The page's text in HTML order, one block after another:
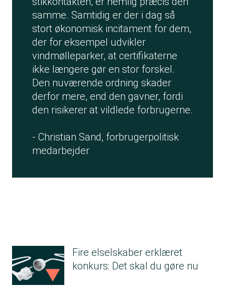
samme. Samtidig er der i dag så
stort økonomisk incitament for dem,
der for eksempel udvikler
vindmølleparker, at certifikaterne
ikke længere gør en stor forskel.
Den nuværende ordning skader
derfor mere, end den gavner, fordi
den risikerer at vildlede forbrugerne.
- Christian Sand, forbrugerpolitisk
medarbejder
Fire elselskaber erklæret
konkurs: Det skal du gøre nu